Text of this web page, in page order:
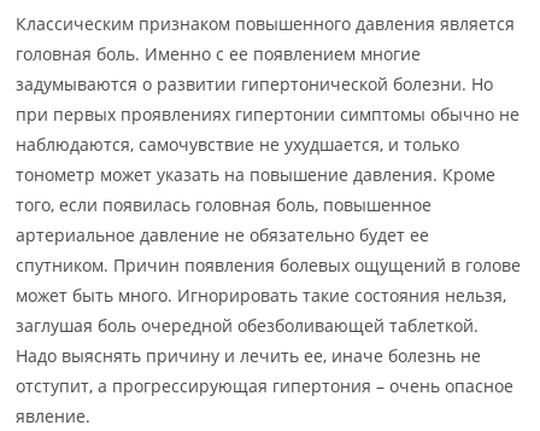
Классическим признаком повышенного давления является
головная боль. Именно с ее появлением многие
задумываются о развитии гипертонической болезни. Но
при первых проявлениях гипертонии симптомы обычно не
наблюдаются, самочувствие не ухудшается, и только
тонометр может указать на повышение давления. Кроме
того, если появилась головная боль, повышенное
артериальное давление не обязательно будет ее
спутником. Причин появления болевых ощущений в голове
может быть много. Игнорировать такие состояния нельзя,
заглушая боль очередной обезболивающей таблеткой.
Надо выяснять причину и лечить ее, иначе болезнь не
отступит, а прогрессирующая гипертония – очень опасное
явление.